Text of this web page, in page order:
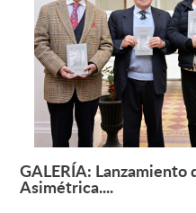
GALERÍA: Lanzamiento
Asimétrica....